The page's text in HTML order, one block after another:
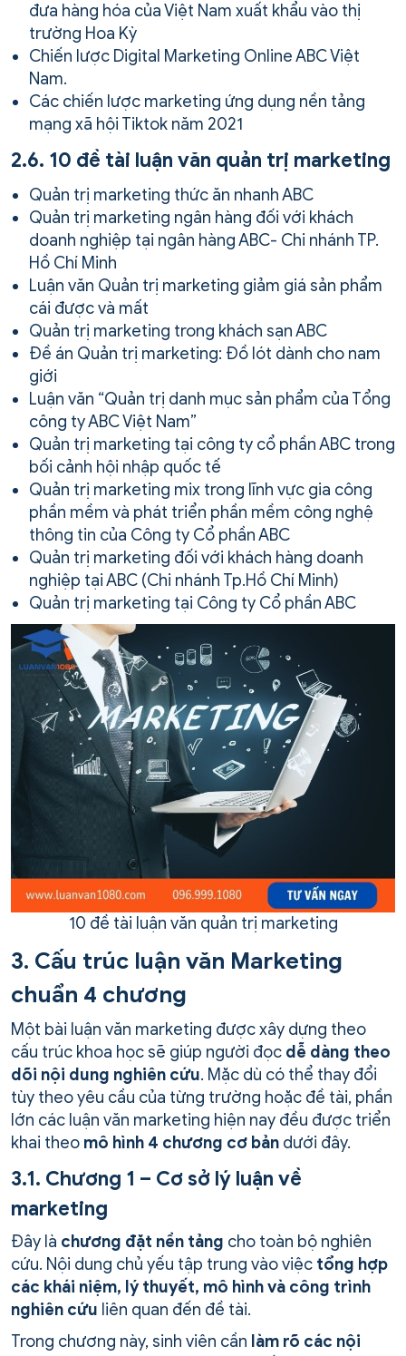
đưa hàng hóa của Việt Nam xuất khẩu vào thị
trường Hoa Kỳ
Chiến lược Digital Marketing Online ABC Việt
Nam.
Các chiến lược marketing ứng dụng nền tảng
mạng xã hội Tiktok năm 2021
2.6. 10 đề tài luận văn quản trị marketing
Quản trị marketing thức ăn nhanh ABC
Quản trị marketing ngân hàng đối với khách
doanh nghiệp tại ngân hàng ABC- Chi nhánh TP.
Hồ Chí Minh
Luận văn Quản trị marketing giảm giá sản phẩm
cái được và mất
Quản trị marketing trong khách sạn ABC
Đề án Quản trị marketing: Đồ lót dành cho nam
giới
Luận văn “Quản trị danh mục sản phẩm của Tổng
công ty ABC Việt Nam”
Quản trị marketing tại công ty cổ phần ABC trong
bối cảnh hội nhập quốc tế
Quản trị marketing mix trong lĩnh vực gia công
phần mềm và phát triển phần mềm công nghệ
thông tin của Công ty Cổ phần ABC
Quản trị marketing đối với khách hàng doanh
nghiệp tại ABC (Chi nhánh Tp.Hồ Chí Minh)
Quản trị marketing tại Công ty Cổ phần ABC
10 đề tài luận văn quản trị marketing
3. Cấu trúc luận văn Marketing
chuẩn 4 chương
Một bài luận văn marketing được xây dựng theo
cấu trúc khoa học sẽ giúp người đọc dễ dàng theo
dõi nội dung nghiên cứu. Mặc dù có thể thay đổi
tùy theo yêu cầu của từng trường hoặc đề tài, phần
lớn các luận văn marketing hiện nay đều được triển
khai theo mô hình 4 chương cơ bản dưới đây.
3.1. Chương 1 – Cơ sở lý luận về
marketing
Đây là chương đặt nền tảng cho toàn bộ nghiên
cứu. Nội dung chủ yếu tập trung vào việc tổng hợp
các khái niệm, lý thuyết, mô hình và công trình
nghiên cứu liên quan đến đề tài.
Trong chương này, sinh viên cần làm rõ các nội